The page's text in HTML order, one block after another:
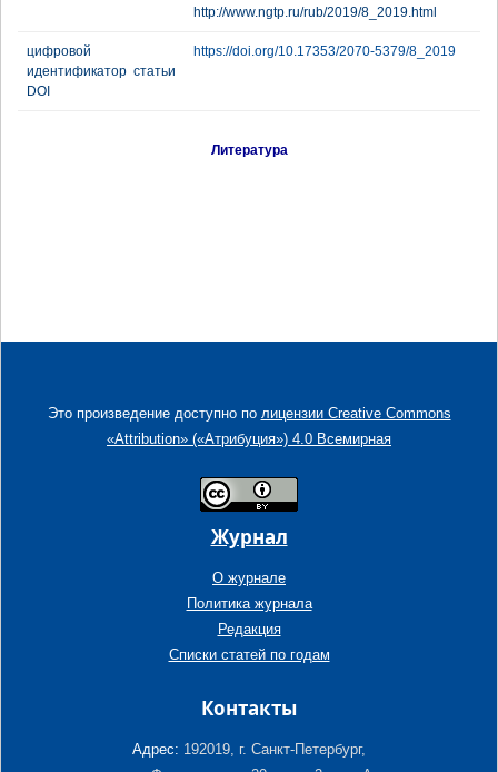
http://www.ngtp.ru/rub/2019/8_2019.html
цифровой
идентификатор статьи
DOI
https://doi.org/10.17353/2070-5379/8_2019
Литература
Это произведение доступно по лицензии Creative Commons
«Attribution» («Атрибуция») 4.0 Всемирная
Журнал
О журнале
Политика журнала
Редакция
Списки статей по годам
Контакты
Адрес: 192019, г. Санкт-Петербург,